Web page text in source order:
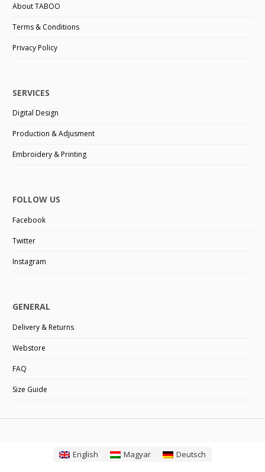
About TABOO
Terms & Conditions
Privacy Policy
SERVICES
Digital Design
Production & Adjusment
Embroidery & Printing
FOLLOW US
Facebook
Twitter
Instagram
GENERAL
Delivery & Returns
Webstore
FAQ
Size Guide
English Magyar Deutsch